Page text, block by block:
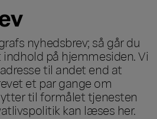
nyhedsbrev; så går du
på hjemmesiden. Vi
til andet end at
et par gange om
til formålet tjenesten
kan læses her.